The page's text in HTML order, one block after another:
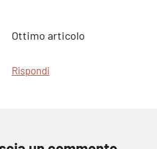
Ottimo articolo
Rispondi